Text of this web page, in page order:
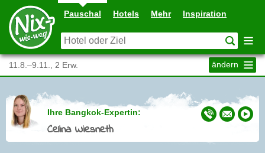
Pauschal Hotels Mehr Inspiration
11.8.–9.11., 2 Erw. ändern
Ihre Bangkok-Expertin:
Celina Wiesneth